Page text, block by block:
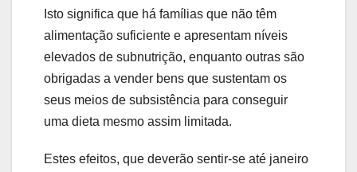
Isto significa que há famílias que não têm
alimentação suficiente e apresentam níveis
elevados de subnutrição, enquanto outras são
obrigadas a vender bens que sustentam os
seus meios de subsistência para conseguir
uma dieta mesmo assim limitada.
Estes efeitos, que deverão sentir-se até janeiro